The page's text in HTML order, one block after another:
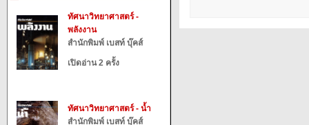
ทัศนาวิทยาศาสตร์ -
พลังงาน
สำนักพิมพ์ เบสท์ บุ๊คส์
เปิดอ่าน 2 ครั้ง
ทัศนาวิทยาศาสตร์ - น้ำ
สำนักพิมพ์ เบสท์ บุ๊คส์